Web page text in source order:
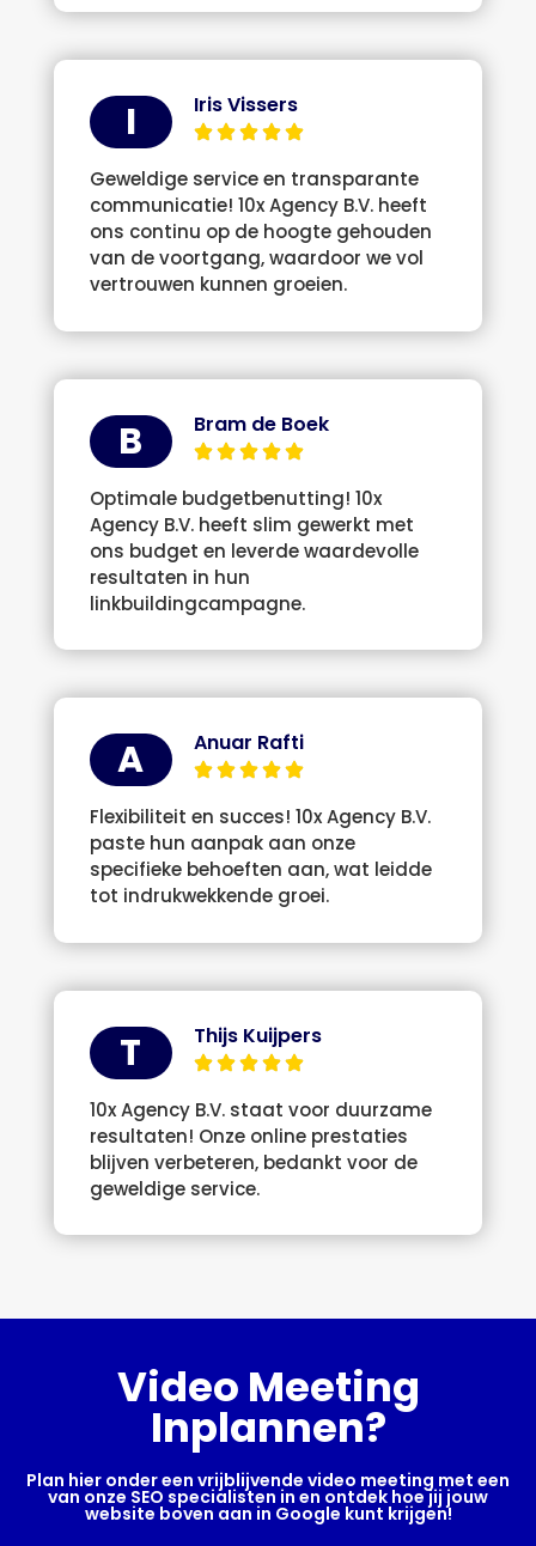
I Iris Vissers
Geweldige service en transparante
communicatie! 10x Agency B.V. heeft
ons continu op de hoogte gehouden
van de voortgang, waardoor we vol
vertrouwen kunnen groeien.
B Bram de Boek
Optimale budgetbenutting! 10x
Agency B.V. heeft slim gewerkt met
ons budget en leverde waardevolle
resultaten in hun
linkbuildingcampagne.
A Anuar Rafti
Flexibiliteit en succes! 10x Agency B.V.
paste hun aanpak aan onze
specifieke behoeften aan, wat leidde
tot indrukwekkende groei.
T Thijs Kuijpers
10x Agency B.V. staat voor duurzame
resultaten! Onze online prestaties
blijven verbeteren, bedankt voor de
geweldige service.
Video Meeting
Inplannen?
Plan hier onder een vrijblijvende video meeting met een
van onze SEO specialisten in en ontdek hoe jij jouw
website boven aan in Google kunt krijgen!